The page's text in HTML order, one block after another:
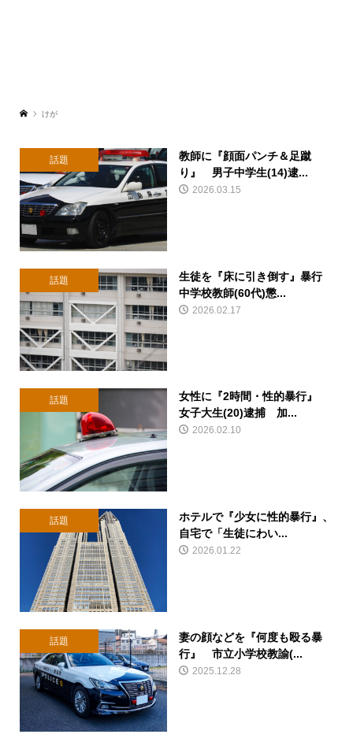
けが
話題
教師に『顔面パンチ＆足蹴
り』 男子中学生(14)逮...
2026.03.15
話題
生徒を『床に引き倒す』暴行
中学校教師(60代)懲...
2026.02.17
話題
女性に『2時間・性的暴行』
女子大生(20)逮捕 加...
2026.02.10
話題
ホテルで『少女に性的暴行』、
自宅で「生徒にわい...
2026.01.22
話題
妻の顔などを『何度も殴る暴
行』 市立小学校教諭(...
2025.12.28